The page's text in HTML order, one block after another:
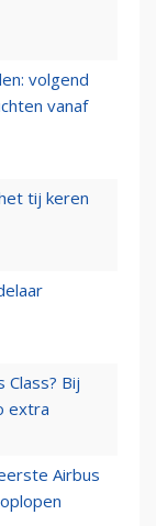
volgend
vanaf
tij keren
Class? Bij
extra
Airbus